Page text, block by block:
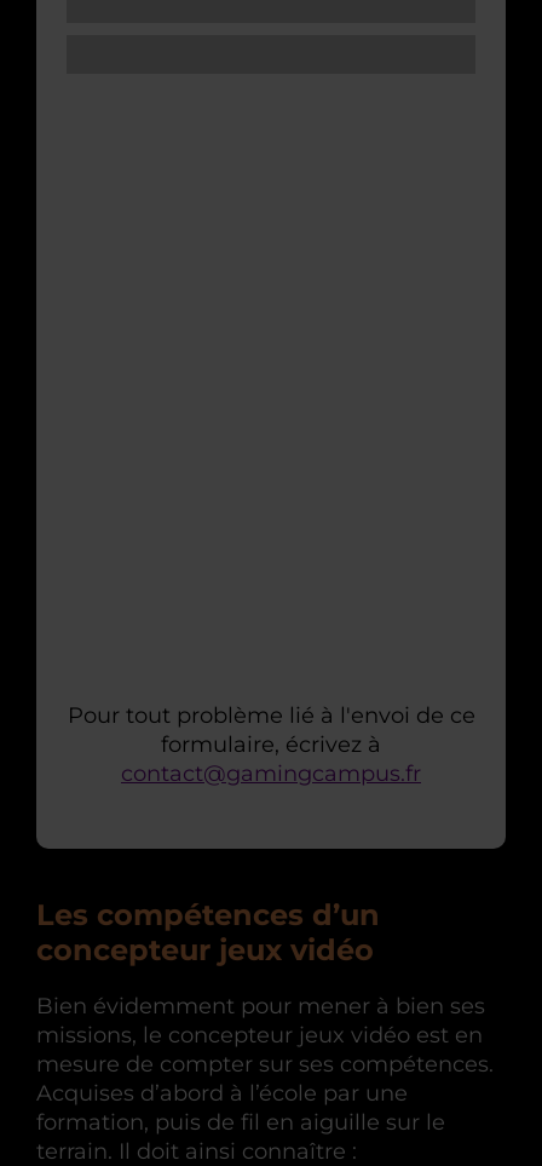
Pour tout problème lié à l'envoi de ce
formulaire, écrivez à
contact@gamingcampus.fr
Les compétences d’un
concepteur jeux vidéo
Bien évidemment pour mener à bien ses
missions, le concepteur jeux vidéo est en
mesure de compter sur ses compétences.
Acquises d’abord à l’école par une
formation, puis de fil en aiguille sur le
terrain. Il doit ainsi connaître :